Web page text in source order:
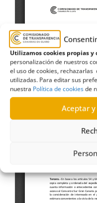
Utilizamos cookies propias y
personalización de nuestros
el uso de cookies,
utilizadas. Para editar sus
nuestra Política de cookiesde
Aceptar